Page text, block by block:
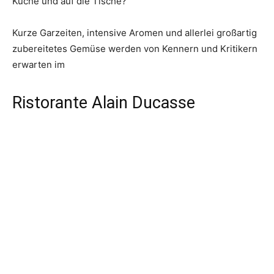
Kurze Garzeiten, intensive Aromen und allerlei großartig
zubereitetes Gemüse werden von Kennern und Kritikern
erwarten im
Ristorante Alain Ducasse